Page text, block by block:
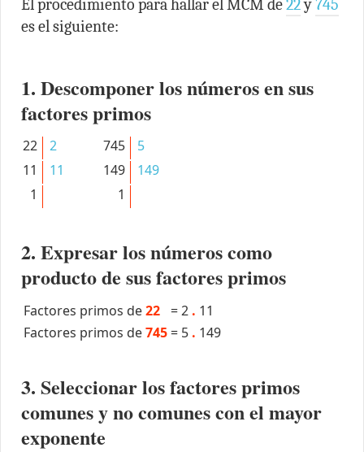
El procedimiento para hallar el MCM de22y745
es el siguiente:
1. Descomponer los números en sus
factores primos
22
2
11
11
1
745
5
149
149
1
2. Expresar los números como
producto de sus factores primos
Factores primos de22 =2 . 11
Factores primos de745 = 5 . 149
3. Seleccionar los factores primos
comunes y no comunes con el mayor
exponente